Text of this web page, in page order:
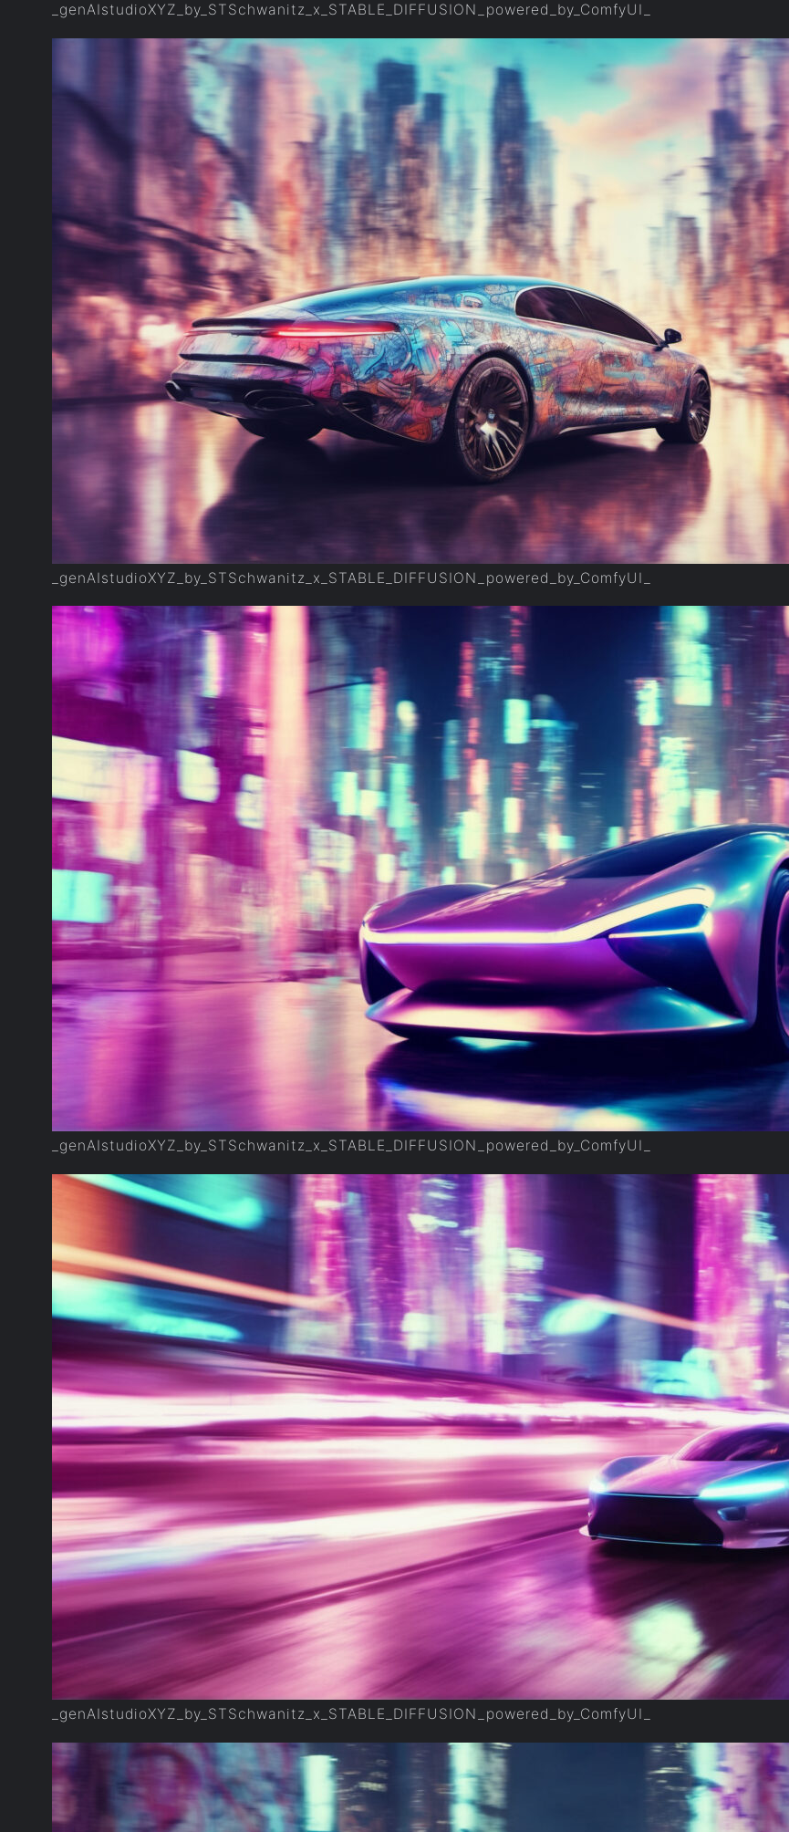
_genAIstudioXYZ_by_STSchwanitz_x_STABLE_DIFFUSION_powered_by_ComfyUI_
_genAIstudioXYZ_by_STSchwanitz_x_STABLE_DIFFUSION_powered_by_ComfyUI_
_genAIstudioXYZ_by_STSchwanitz_x_STABLE_DIFFUSION_powered_by_ComfyUI_
_genAIstudioXYZ_by_STSchwanitz_x_STABLE_DIFFUSION_powered_by_ComfyUI_